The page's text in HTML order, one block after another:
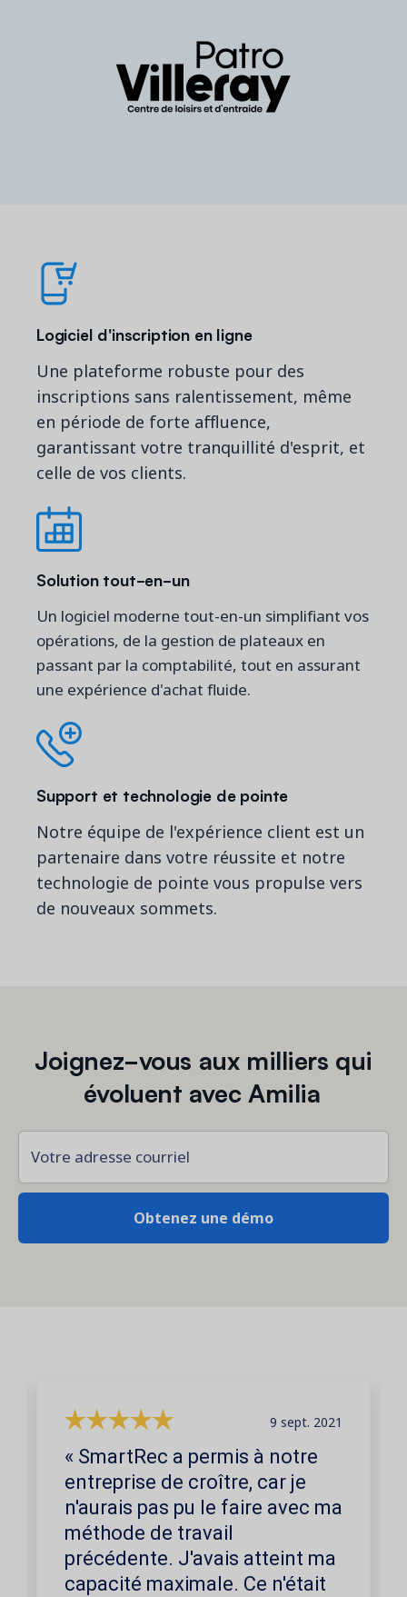
Logiciel d'inscription en ligne
Une plateforme robuste pour des
inscriptions sans ralentissement, même
en période de forte affluence,
garantissant votre tranquillité d'esprit, et
celle de vos clients.
Solution tout-en-un
Un logiciel moderne tout-en-un simplifiant vos
opérations, de la gestion de plateaux en
passant par la comptabilité, tout en assurant
une expérience d'achat fluide.
Support et technologie de pointe
Notre équipe de l'expérience client est un
partenaire dans votre réussite et notre
technologie de pointe vous propulse vers
de nouveaux sommets.
Joignez-vous aux milliers qui
évoluent avec Amilia
Votre adresse courriel
9 sept. 2021
« SmartRec a permis à notre
entreprise de croître, car je
n'aurais pas pu le faire avec ma
méthode de travail
précédente. J'avais atteint ma
capacité maximale. Ce n'était